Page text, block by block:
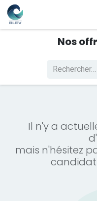
Nos
Il n'y a
mais n'hésitez